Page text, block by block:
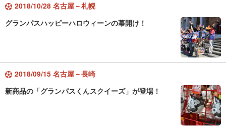
2018/10/28 名古屋－札幌
グランパスハッピーハロウィーンの幕開け！
2018/09/15 名古屋－長崎
新商品の「グランパスくんスクイーズ」が登場！